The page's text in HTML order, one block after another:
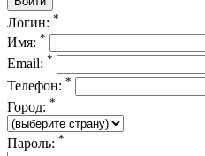
Логин: *
Имя: *
Email: *
Телефон: *
Город: *
Пароль: *